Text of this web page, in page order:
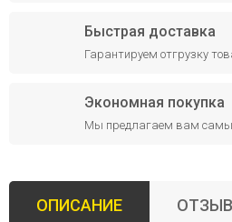
Быстрая доставка
Гарантируем отгрузку
Экономная покупка
Мы предлагаем вам
ОПИСАНИЕ